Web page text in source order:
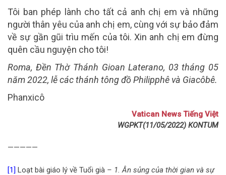
Tôi ban phép lành cho tất cả anh chị em và những
người thân yêu của anh chị em, cùng với sự bảo đảm
về sự gần gũi trìu mến của tôi. Xin anh chị em đừng
quên cầu nguyện cho tôi!
Roma, Đền Thờ Thánh Gioan Laterano, 03 tháng 05
năm 2022, lễ các thánh tông đồ Philipphê và Giacôbê.
Phanxicô
Vatican News Tiếng Việt
WGPKT(11/05/2022) KONTUM
—————
[1] Loạt bài giáo lý về Tuổi già – 1. Ân sủng của thời gian và sự